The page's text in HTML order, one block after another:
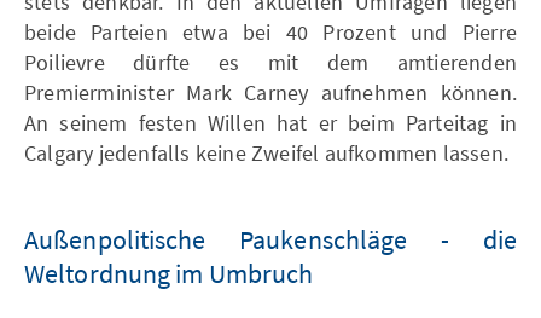
beide Parteien etwa bei 40 Prozent und Pierre
Poilievre dürfte es mit dem amtierenden
Premierminister Mark Carney aufnehmen können.
An seinem festen Willen hat er beim Parteitag in
Calgary jedenfalls keine Zweifel aufkommen lassen.
Außenpolitische Paukenschläge - die
Weltordnung im Umbruch